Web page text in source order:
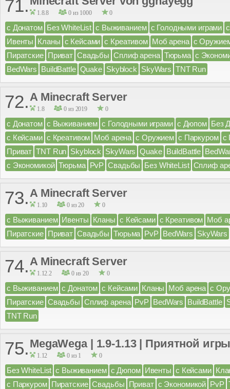
71. 1.8.8 0 из 1000 0
с Донатом Без WhiteList с Выживанием с Голодными играми
Ивенты Кланы с Кейсами с Креативом Моб арена с
Пиратские Приват Свадьбы Сплиф арена Тюрьма с
BedWars BuildBattle Quake Skyblock SkyWars TNT Run
72.A Minecraft Server
1.8 0 из 2019 0
с Донатом с Выживанием с Голодными играми с Дюпом Без
с Кейсами с Креативом Моб арена с Оружием с Паркуром с
Приват TNT Run Skyblock SkyWars Quake BuildBattle
с Экономикой Тюрьма PvP Свадьбы Без WhiteList Сплиф
73.A Minecraft Server
1.10 0 из 20 0
с Выживанием Ивенты Кланы с Кейсами с Креативом Моб
Пиратские Приват Свадьбы Тюрьма PvP BedWars SkyWars
74.A Minecraft Server
1.12.2 0 из 20 0
с Выживанием с Донатом с Кейсами Кланы Моб арена с
Пиратские Свадьбы Сплиф арена PvP BedWars BuildBattle
TNT Run
75. MegaWega | 1.9-1.13 | Приятной
1.12 0 из 1 0
Без WhiteList с Выживанием с Дюпом Ивенты с Кейсами
с Паркуром Пиратские Свадьбы Приват с Экономикой PvP